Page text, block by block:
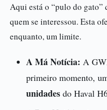
Aqui está o “pulo do gato”
quem se interessou. Esta
enquanto, um limite.
A Má Notícia: A
primeiro momento,
unidades do Haval